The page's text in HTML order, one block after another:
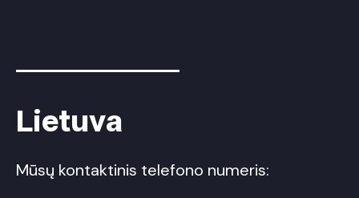
Lietuva
Mūsų kontaktinis telefono numeris: